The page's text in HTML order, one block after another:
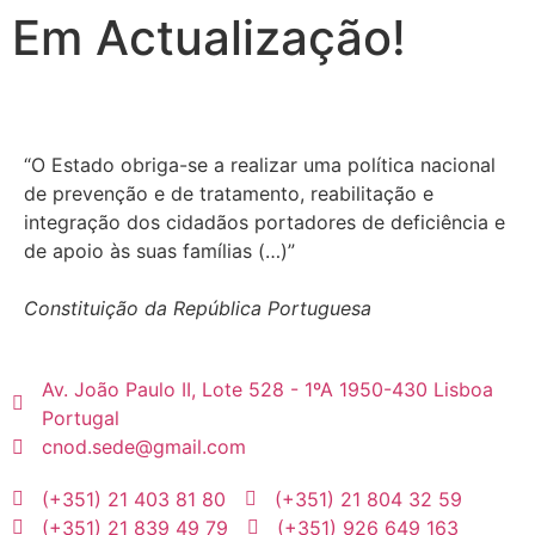
Em Actualização!
“O Estado obriga-se a realizar uma política nacional
de prevenção e de tratamento, reabilitação e
integração dos cidadãos portadores de deficiência e
de apoio às suas famílias (…)”
Constituição da República Portuguesa
Av. João Paulo II, Lote 528 - 1ºA 1950-430 Lisboa
Portugal
cnod.sede@gmail.com
(+351) 21 403 81 80
(+351) 21 804 32 59
(+351) 21 839 49 79
(+351) 926 649 163